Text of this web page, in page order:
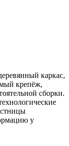
каркас,
крепёж,
сборки.
у